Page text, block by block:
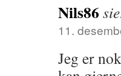
Nils86
11.
Jeg er